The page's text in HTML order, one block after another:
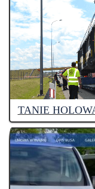
TANIE